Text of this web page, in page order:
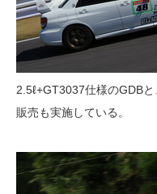
2.5ℓ+GT3037仕様のGDB
販売も実施している。